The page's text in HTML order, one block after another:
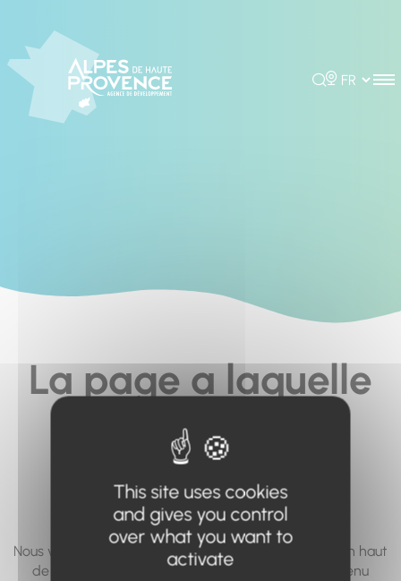
Rechercher
Choisir la
La page a laquelle
vous cherchez à
accéder n'existe
pas... ou plus.
Nous vous invitons à utiliser le moteur de recherche en haut
de page, ou à utiliser le menu pour trouver le contenu
This site uses cookies
and gives you control
over what you want to
activate